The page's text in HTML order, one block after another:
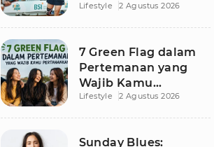
Besutan RANS
Lifestyle 2 Agustus 2026
7 Green Flag dalam
Pertemanan yang
Wajib Kamu
Pertahankan, Bikin
Lifestyle 2 Agustus 2026
Sunday Blues: